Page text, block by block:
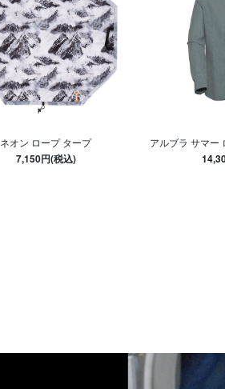
ネオン ロープ タープ
7,150円(税込)
アルブラ サマー